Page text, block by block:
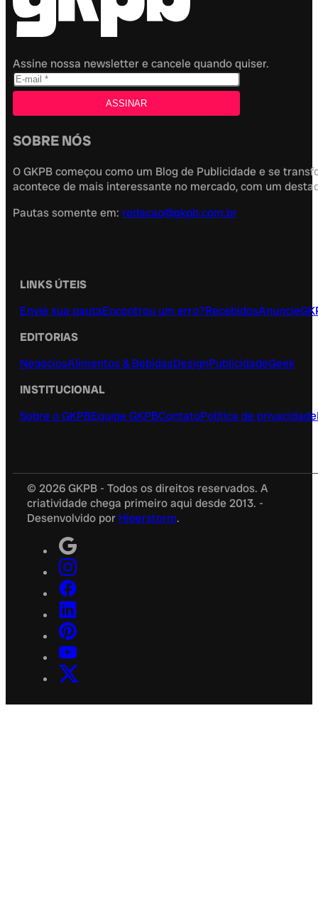
Assine nossa newsletter e cancele quando quiser.
SOBRE NÓS
O GKPB começou como um Blog de Publicidade e se
acontece de mais interessante no mercado, com um
Pautas somente em: redacao@gkpb.com.br
LINKS ÚTEIS
Envie sua pautaEncontrou um erro?RecebidosAnuncie
EDITORIAS
NegóciosAlimentos & BebidasDesignPublicidadeGeek
INSTITUCIONAL
Sobre o GKPBEquipe GKPBContatoPolítica de privacidade
© 2026 GKPB - Todos os direitos reservados. A
criatividade chega primeiro aqui desde 2013. -
Desenvolvido por Hiperstorm.